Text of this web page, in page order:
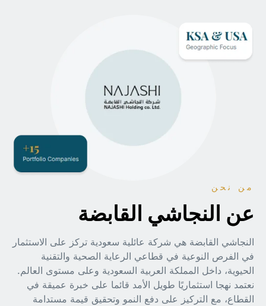
من نحن
عن النجاشي القابضة
النجاشي القابضة هي شركة عائلية سعودية تركز على الاستثمار
في الفرص النوعية في قطاعي الرعاية الصحية والتقنية
الحيوية، داخل المملكة العربية السعودية وعلى مستوى العالم.
نعتمد نهجا استثماريًا طويل الأمد قائما على خبرة عميقة في
القطاع، مع التركيز على دفع النمو وتحقيق قيمة مستدامة